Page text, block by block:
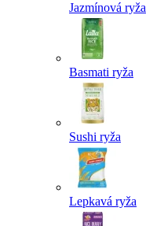
Jazmínová ryža
Basmati ryža
Sushi ryža
Lepkavá ryža